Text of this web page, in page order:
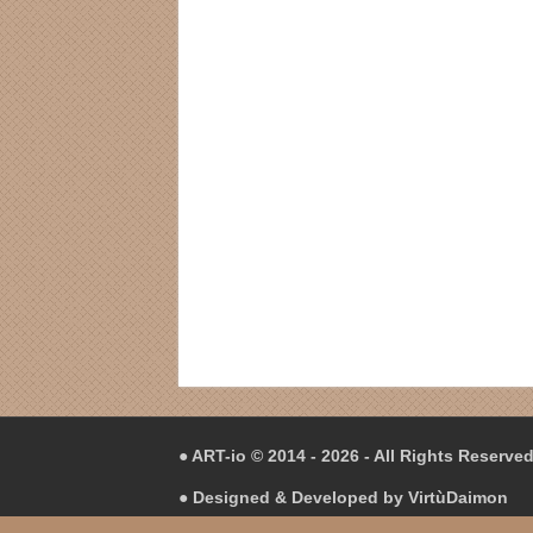
● ART-io © 2014 - 2026 - All Rights Reserved
● Designed & Developed by VirtùDaimon